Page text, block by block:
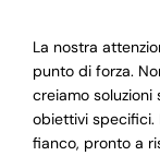
La nostra
punto di forza.
creiamo soluzioni
obiettivi specifici.
fianco, pronto a